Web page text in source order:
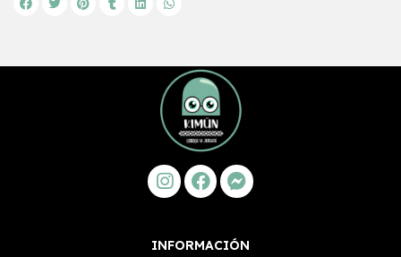
INFORMACIÓN